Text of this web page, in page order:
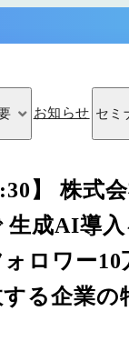
お知らせ セミ
】 株
成AI導
ロワー
る企業の